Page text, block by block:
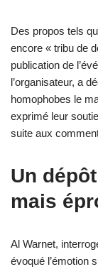
Des propos tels
encore « tribu de
publication de
l’organisateur, a
homophobes le
exprimé leur
suite aux
Un
mais
Al Warnet,
évoqué l’émotion